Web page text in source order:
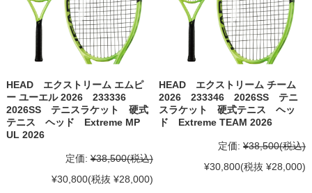
HEAD エクストリーム エムピ
ー ユーエル 2026 233336
2026SS テニスラケット 硬式
テニス ヘッド Extreme MP
UL 2026
定価: ¥38,500(税込)
¥30,800(税抜 ¥28,000)
HEAD エクストリーム チーム
2026 233346 2026SS テニ
スラケット 硬式テニス ヘッ
ド Extreme TEAM 2026
定価: ¥38,500(税込)
¥30,800(税抜 ¥28,000)